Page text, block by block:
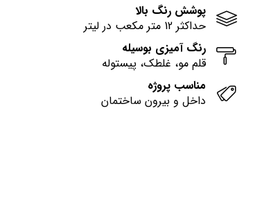
پوشش رنگ بالا
حداکثر 12 متر مکعب در لیتر
رنگ آمیزی بوسیله
قلم مو، غلطک، پیستوله
مناسب پروژه
داخل و بیرون ساختمان